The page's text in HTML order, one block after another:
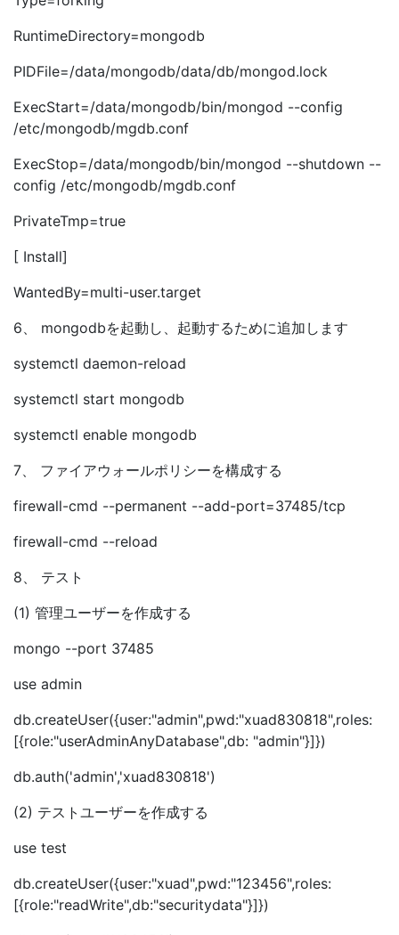
RuntimeDirectory=mongodb
PIDFile=/data/mongodb/data/db/mongod.lock
ExecStart=/data/mongodb/bin/mongod --config
/etc/mongodb/mgdb.conf
ExecStop=/data/mongodb/bin/mongod --shutdown --
config /etc/mongodb/mgdb.conf
PrivateTmp=true
[ Install]
WantedBy=multi-user.target
6、 mongodbを起動し、起動するために追加します
systemctl daemon-reload
systemctl start mongodb
systemctl enable mongodb
7、 ファイアウォールポリシーを構成する
firewall-cmd --permanent --add-port=37485/tcp
firewall-cmd --reload
8、 テスト
(1) 管理ユーザーを作成する
mongo --port 37485
use admin
db.createUser({user:"admin",pwd:"xuad830818",roles:
[{role:"userAdminAnyDatabase",db: "admin"}]})
db.auth('admin','xuad830818')
(2) テストユーザーを作成する
use test
db.createUser({user:"xuad",pwd:"123456",roles:
[{role:"readWrite",db:"securitydata"}]})